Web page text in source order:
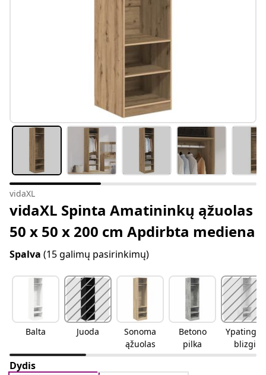
vidaXL
vidaXL Spinta Amatininkų ąžuolas
50 x 50 x 200 cm Apdirbta mediena
Spalva (15 galimų pasirinkimų)
Balta Juoda
Sonoma
ąžuolas
Betono
pilka
Ypatingai
blizgi
balta
Dydis